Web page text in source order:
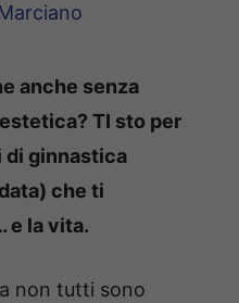
anche senza
TI sto per
di ginnastica
che ti
e la vita.
non tutti sono